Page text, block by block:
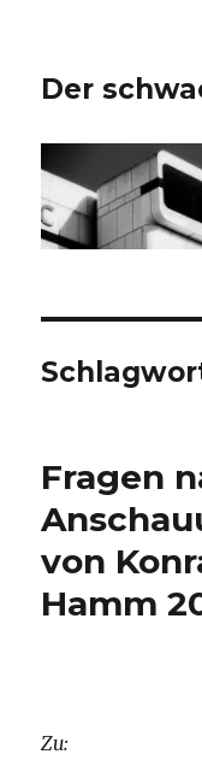
Der
Fragen
von
Hamm
Zu: